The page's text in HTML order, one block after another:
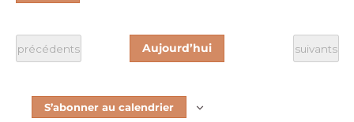
date.
Évènements
précédents Aujourd’hui suivants
S’abonner au calendrier